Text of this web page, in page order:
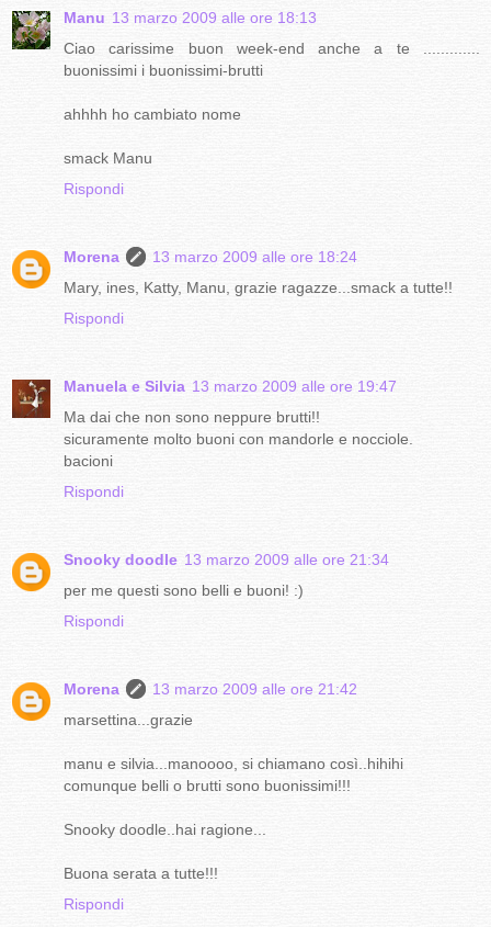
Manu 13 marzo 2009 alle ore 18:13
Ciao carissime buon week-end anche a te .............
buonissimi i buonissimi-brutti
ahhhh ho cambiato nome
smack Manu
Rispondi
Morena
13 marzo 2009 alle ore 18:24
Mary, ines, Katty, Manu, grazie ragazze...smack a tutte!!
Rispondi
Manuela e Silvia 13 marzo 2009 alle ore 19:47
Ma dai che non sono neppure brutti!!
sicuramente molto buoni con mandorle e nocciole.
bacioni
Rispondi
Snooky doodle 13 marzo 2009 alle ore 21:34
per me questi sono belli e buoni! :)
Rispondi
Morena
13 marzo 2009 alle ore 21:42
marsettina...grazie
manu e silvia...manoooo, si chiamano così..hihihi
comunque belli o brutti sono buonissimi!!!
Snooky doodle..hai ragione...
Buona serata a tutte!!!
Rispondi